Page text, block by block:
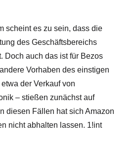
scheint es zu sein, dass die
des Geschäftsbereichs
Doch auch das ist für Bezos
Vorhaben des einstigen
der Verkauf von
– stießen zunächst auf
diesen Fällen hat sich Amazon
nicht abhalten lassen. 1!int